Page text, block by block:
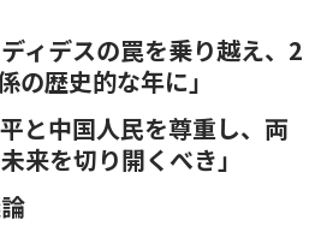
u
ィデスの罠を乗り越え、2
の歴史的な年に」
と中国人民を尊重し、両
来を切り開くべき」